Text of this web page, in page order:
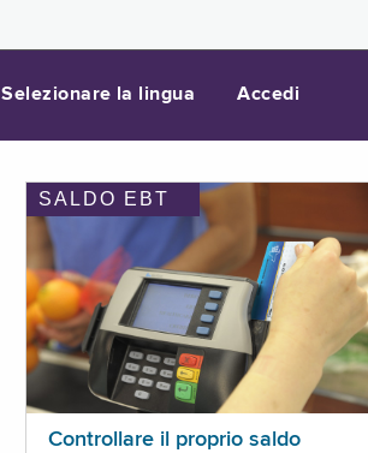
Selezionare la lingua Accedi
SALDO EBT
Controllare il proprio saldo